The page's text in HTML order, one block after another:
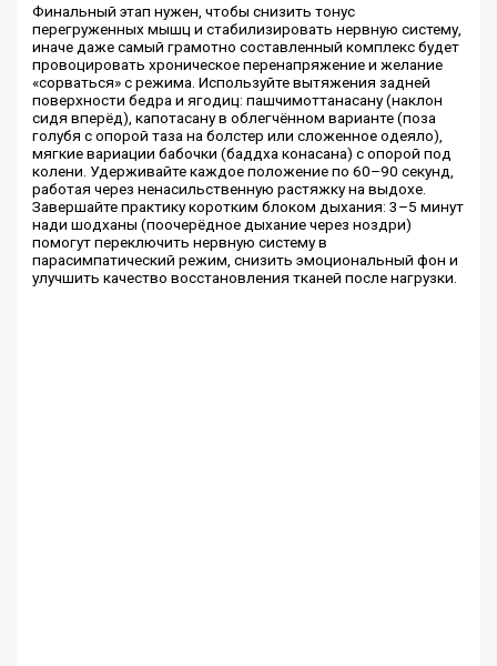
Финальный этап нужен, чтобы снизить тонус
перегруженных мышц и стабилизировать нервную систему,
иначе даже самый грамотно составленный комплекс будет
провоцировать хроническое перенапряжение и желание
«сорваться» с режима. Используйте вытяжения задней
поверхности бедра и ягодиц: пашчимоттанасану (наклон
сидя вперёд), капотасану в облегчённом варианте (поза
голубя с опорой таза на болстер или сложенное одеяло),
мягкие вариации бабочки (баддха конасана) с опорой под
колени. Удерживайте каждое положение по 60–90 секунд,
работая через ненасильственную растяжку на выдохе.
Завершайте практику коротким блоком дыхания: 3–5 минут
нади шодханы (поочерёдное дыхание через ноздри)
помогут переключить нервную систему в
парасимпатический режим, снизить эмоциональный фон и
улучшить качество восстановления тканей после нагрузки.